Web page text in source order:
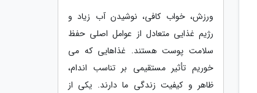
ورزش، خواب کافی، نوشیدن آب زیاد و
رژیم غذایی متعادل از عوامل اصلی حفظ
سلامت پوست هستند. غذاهایی که می
خوریم تأثیر مستقیمی بر تناسب اندام،
ظاهر و کیفیت زندگی ما دارند. یکی از